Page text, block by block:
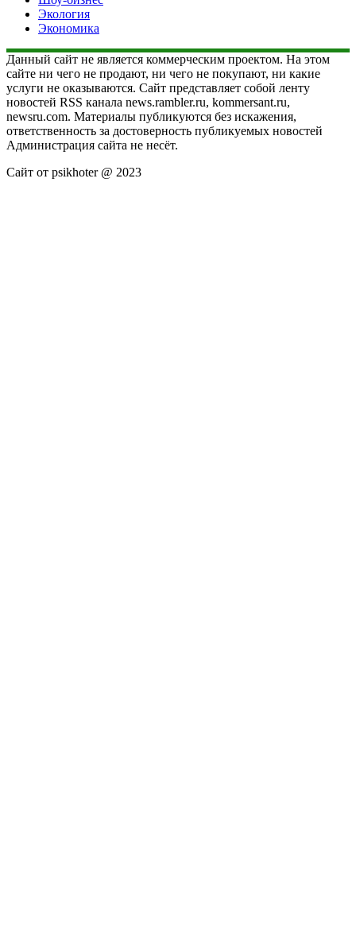
Экология
Экономика
Данный сайт не является коммерческим проектом. На этом
сайте ни чего не продают, ни чего не покупают, ни какие
услуги не оказываются. Сайт представляет собой ленту
новостей RSS канала news.rambler.ru, kommersant.ru,
newsru.com. Материалы публикуются без искажения,
ответственность за достоверность публикуемых новостей
Администрация сайта не несёт.
Сайт от psikhoter @ 2023